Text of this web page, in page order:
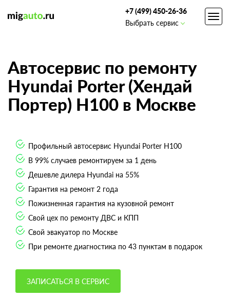
+7 (499) 450-26-36
Выбрать сервис
Автосервис по ремонту
Hyundai Porter (Хендай
Портер) Н100 в Москве
Профильный автосервис Hyundai Porter Н100
В 99% случаев ремонтируем за 1 день
Дешевле дилера Hyundai на 55%
Гарантия на ремонт 2 года
Пожизненная гарантия на кузовной ремонт
Свой цех по ремонту ДВС и КПП
Свой эвакуатор по Москве
При ремонте диагностика по 43 пунктам в подарок
ЗАПИСАТЬСЯ В СЕРВИС